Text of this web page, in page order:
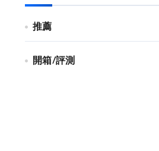
推薦
開箱/評測